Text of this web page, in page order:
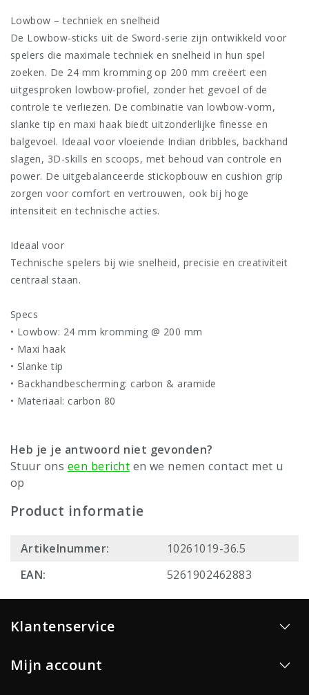
Lowbow – techniek en snelheid
De Lowbow-sticks uit de Sword-serie zijn ontwikkeld voor
spelers die maximale techniek en snelheid in hun spel
zoeken. De 24 mm kromming op 200 mm creëert een
uitgesproken lowbow-profiel, zonder het gevoel of de
controle te verliezen. De combinatie van lowbow-vorm,
slanke tip en maxi haak biedt uitzonderlijke finesse en
balgevoel. Ideaal voor vloeiende Indian dribbles, backhand
slagen, 3D-skills en scoops, met behoud van controle en
power. De uitgebalanceerde stickopbouw en cushion grip
zorgen voor comfort en vertrouwen, ook bij hoge
intensiteit en technische acties.
Ideaal voor
Technische spelers bij wie snelheid, precisie en creativiteit
centraal staan.
Specs
• Lowbow: 24 mm kromming @ 200 mm
• Maxi haak
• Slanke tip
• Backhandbescherming: carbon & aramide
• Materiaal: carbon 80
Heb je je antwoord niet gevonden?
Stuur ons een bericht en we nemen contact met u
op
Product informatie
Artikelnummer:
10261019-36.5
EAN:
5261902462883
Klantenservice
Mijn account